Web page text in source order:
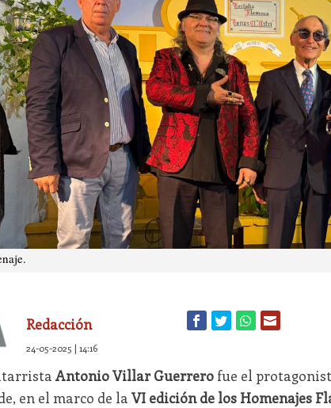
Redacción
24-05-2025 | 14:16
Antonio Villar Guerrerofue el
en el marco de la VI edición de los Homenajes